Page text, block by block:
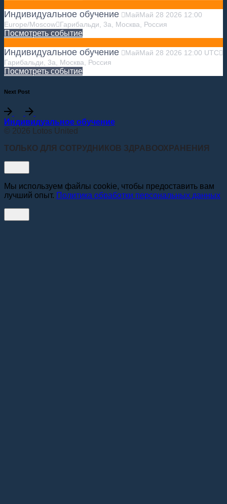
Индивидуальное обучение МайМай 28 2026 12:00
Europe/Moscow Гарибальди, 3а, Москва, Россия
Посмотреть событие
Индивидуальное обучение МайМай 28 2026 12:00 UTC
Гарибальди, 3а, Москва, Россия
Посмотреть событие
Next Post
Индивидуальное обучение
© 2026 Lotos United
ТОЛЬКО ДЛЯ СОТРУДНИКОВ ЗДРАВООХРАНЕНИЯ
Мы используем файлы cookie, чтобы предоставить вам
лучший опыт. Политика обработки персональных данных